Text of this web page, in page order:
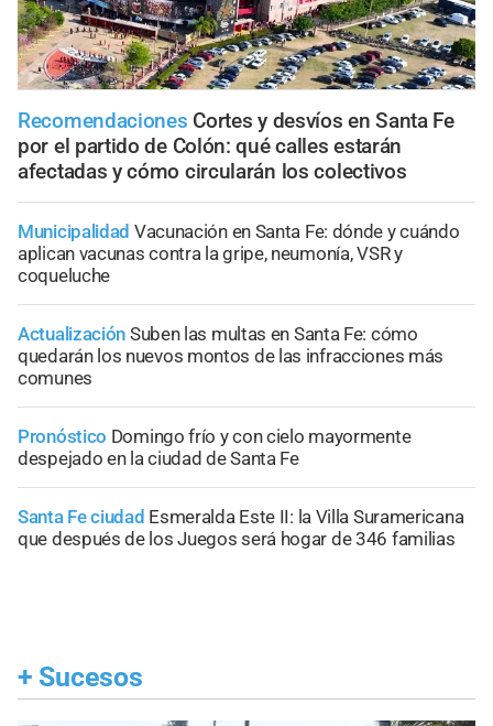
Recomendaciones Cortes y desvíos en Santa Fe
por el partido de Colón: qué calles estarán
afectadas y cómo circularán los colectivos
Municipalidad Vacunación en Santa Fe: dónde y cuándo
aplican vacunas contra la gripe, neumonía, VSR y
coqueluche
Actualización Suben las multas en Santa Fe: cómo
quedarán los nuevos montos de las infracciones más
comunes
Pronóstico Domingo frío y con cielo mayormente
despejado en la ciudad de Santa Fe
Santa Fe ciudad Esmeralda Este II: la Villa Suramericana
que después de los Juegos será hogar de 346 familias
+ Sucesos